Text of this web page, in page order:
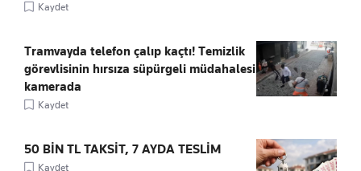
Kaydet
Tramvayda telefon çalıp kaçtı! Temizlik
görevlisinin hırsıza süpürgeli müdahalesi
kamerada
Kaydet
50 BİN TL TAKSİT, 7 AYDA TESLİM
Kaydet